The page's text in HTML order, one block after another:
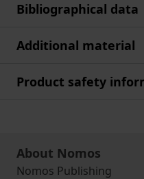
Bibliographical data
Additional material
Product safety
About Nomos
Nomos Publishing